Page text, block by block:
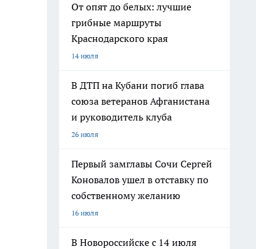
От опят до белых: лучшие
грибные маршруты
Краснодарского края
14 июля
В ДТП на Кубани погиб глава
союза ветеранов Афганистана
и руководитель клуба
26 июля
Первый замглавы Сочи Сергей
Коновалов ушел в отставку по
собственному желанию
16 июля
В Новороссийске с 14 июля